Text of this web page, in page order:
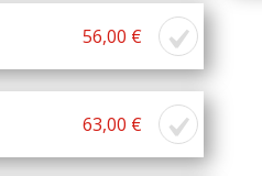
56,00 €
63,00 €